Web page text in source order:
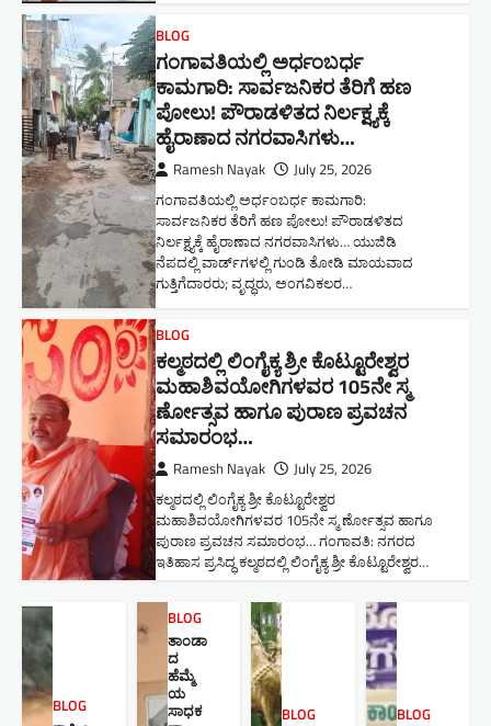
BLOG
ಗಂಗಾವತಿಯಲ್ಲಿ ಅರ್ಧಂಬರ್ಧ
ಕಾಮಗಾರಿ: ಸಾರ್ವಜನಿಕರ ತೆರಿಗೆ ಹಣ
ಪೋಲು! ಪೌರಾಡಳಿತದ ನಿರ್ಲಕ್ಷ್ಯಕ್ಕೆ
ಹೈರಾಣಾದ ನಗರವಾಸಿಗಳು​…
Ramesh Nayak July 25, 2026
ಗಂಗಾವತಿಯಲ್ಲಿ ಅರ್ಧಂಬರ್ಧ ಕಾಮಗಾರಿ:
ಸಾರ್ವಜನಿಕರ ತೆರಿಗೆ ಹಣ ಪೋಲು! ಪೌರಾಡಳಿತದ
ನಿರ್ಲಕ್ಷ್ಯಕ್ಕೆ ಹೈರಾಣಾದ ನಗರವಾಸಿಗಳು​… ಯುಜಿಡಿ
ನೆಪದಲ್ಲಿ ವಾರ್ಡ್‌ಗಳಲ್ಲಿ ಗುಂಡಿ ತೋಡಿ ಮಾಯವಾದ
ಗುತ್ತಿಗೆದಾರರು; ವೃದ್ಧರು, ಅಂಗವಿಕಲರ…
BLOG
ಕಲ್ಮಠದಲ್ಲಿ ಲಿಂಗೈಕ್ಯ ಶ್ರೀ ಕೊಟ್ಟೂರೇಶ್ವರ
ಮಹಾಶಿವಯೋಗಿಗಳವರ 105ನೇ ಸ್ಮ
ರ್ಣೋತ್ಸವ ಹಾಗೂ ಪುರಾಣ ಪ್ರವಚನ
ಸಮಾರಂಭ​…
Ramesh Nayak July 25, 2026
ಕಲ್ಮಠದಲ್ಲಿ ಲಿಂಗೈಕ್ಯ ಶ್ರೀ ಕೊಟ್ಟೂರೇಶ್ವರ
ಮಹಾಶಿವಯೋಗಿಗಳವರ 105ನೇ ಸ್ಮ ರ್ಣೋತ್ಸವ ಹಾಗೂ
ಪುರಾಣ ಪ್ರವಚನ ಸಮಾರಂಭ​… ಗಂಗಾವತಿ: ನಗರದ
ಇತಿಹಾಸ ಪ್ರಸಿದ್ಧ ಕಲ್ಮಠದಲ್ಲಿ ಲಿಂಗೈಕ್ಯ ಶ್ರೀ ಕೊಟ್ಟೂರೇಶ್ವರ…
BLOG
BLOG
ತಾಂಡಾ
ದ
ಹೆಮ್ಮೆ
ಯ
ಸಾಧಕ
BLOG BLOG